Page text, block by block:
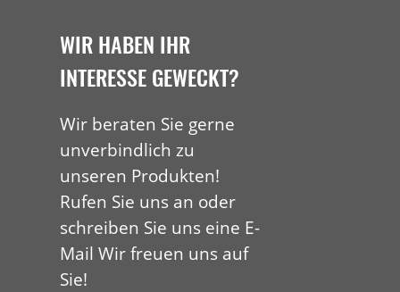
WIR HABEN IHR
INTERESSE GEWECKT?
Wir beraten Sie gerne
unverbindlich zu
unseren Produkten!
Rufen Sie uns an oder
schreiben Sie uns eine E-
Mail Wir freuen uns auf
Sie!